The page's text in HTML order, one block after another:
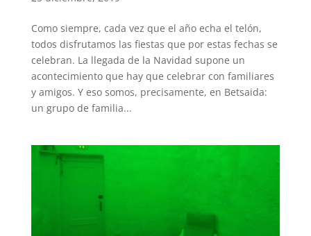
Como siempre, cada vez que el año echa el telón,
todos disfrutamos las fiestas que por estas fechas se
celebran. La llegada de la Navidad supone un
acontecimiento que hay que celebrar con familiares
y amigos. Y eso somos, precisamente, en Betsaida:
un grupo de familia...